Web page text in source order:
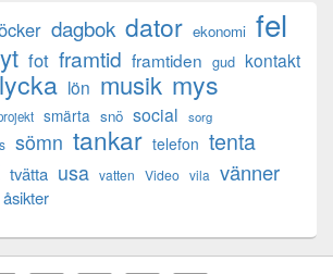
dagbok dator ekonomi fel
fot framtid framtiden gud kontakt
lycka lön musik mys
smärta snö social sorg
sömn tankar telefon tenta
tvätta usa vatten Video vila vänner
åsikter